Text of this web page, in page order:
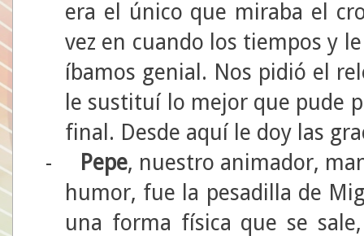
era el único que miraba el
vez en cuando los tiempos y
íbamos genial. Nos pidió el
le sustituí lo mejor que pude
final. Desde aquí le doy las
-
Pepe, nuestro animador,
humor, fue la pesadilla de
una forma física que se